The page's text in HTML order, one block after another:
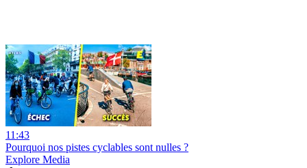
11:43
Pourquoi nos pistes cyclables sont nulles ?
Explore Media